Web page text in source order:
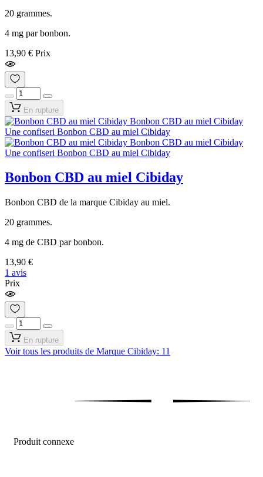
20 grammes.
4 mg par bonbon.
13,90 € Prix
En rupture
Bonbon CBD au miel Cibiday
Bonbon CBD de la marque Cibiday au miel.
20 grammes.
4 mg de CBD par bonbon.
13,90 €
1 avis
Prix
En rupture
Voir tous les produits de Marque Cibiday: 11
Produit connexe